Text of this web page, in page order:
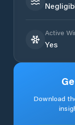
Active
Yes
Download